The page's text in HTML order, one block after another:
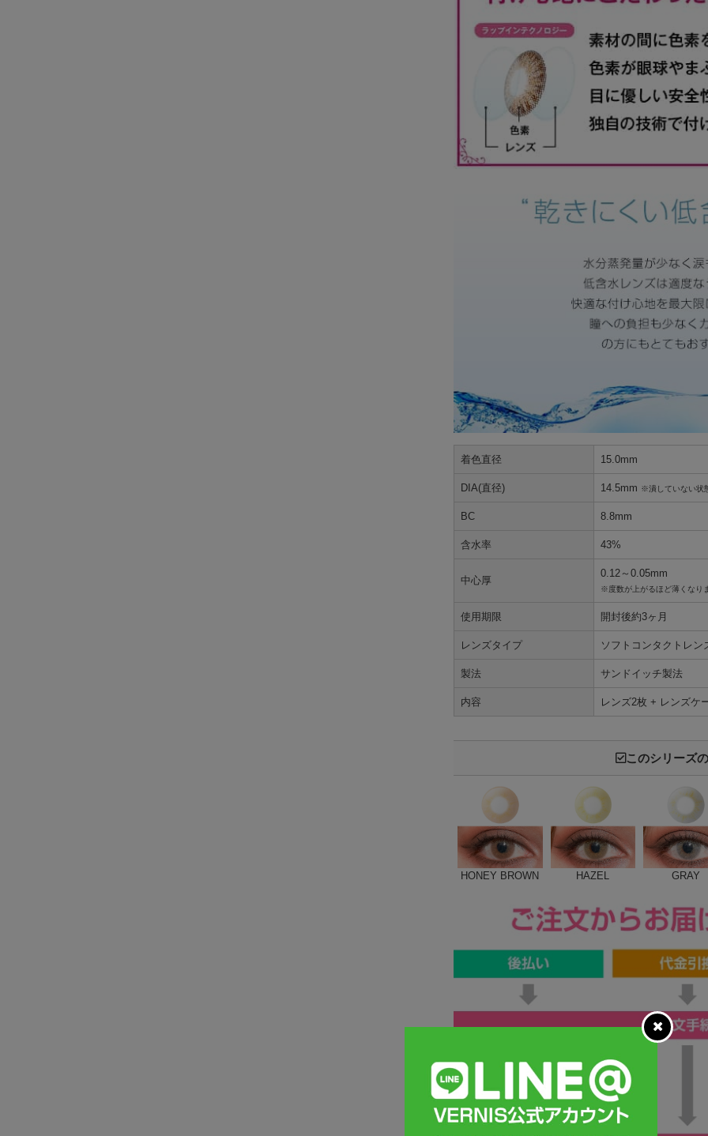
着色直径 15.0mm
DIA(直径) 14.5mm ※潰していない状
BC 8.8mm
含水率 43%
中心厚
0.12～0.05mm
※度数が上がるほど薄くなり
使用期限 開封後約3ヶ月
レンズタイプ ソフトコンタクトレン
製法 サンドイッチ製法
内容 レンズ2枚 + レンズケ
このシリーズ
HONEY BROWN HAZEL GRAY